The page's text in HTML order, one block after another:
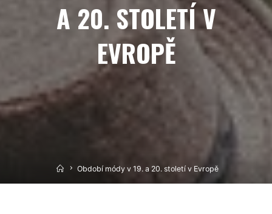
A 20. STOLETÍ V
EVROPĚ
HomeObdobí módy v 19. a 20. století v Evropě